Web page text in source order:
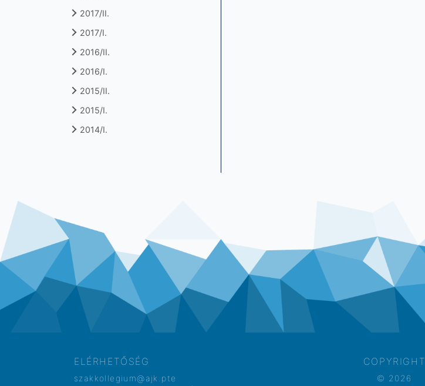
2017/II.
2017/I.
2016/II.
2016/I.
2015/II.
2015/I.
2014/I.
ELÉRHETŐSÉG
szakkollegium@ajk.pte
COPYRIGHT
© 2026